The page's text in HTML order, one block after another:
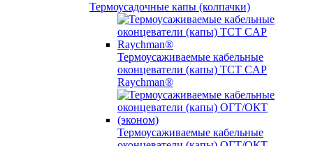
Термоусадочные капы (колпачки)
Термоусаживаемые кабельные
оконцеватели (капы) ТCT CAP
Raychman®
Термоусаживаемые кабельные